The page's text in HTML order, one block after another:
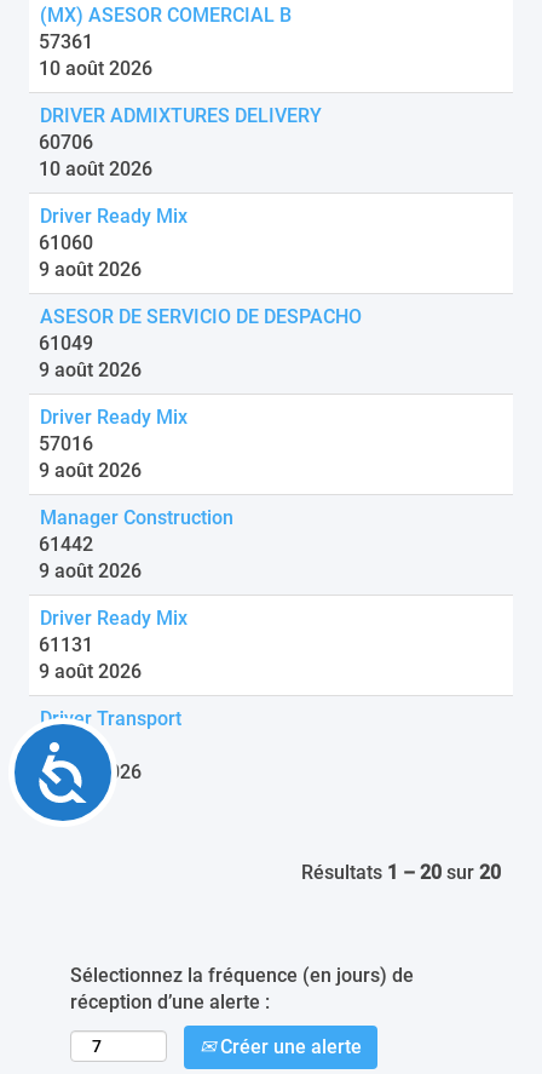
Accessibility
(MX) ASESOR COMERCIAL B
57361
10 août 2026
DRIVER ADMIXTURES DELIVERY
60706
10 août 2026
Driver Ready Mix
61060
9 août 2026
ASESOR DE SERVICIO DE DESPACHO
61049
9 août 2026
Driver Ready Mix
57016
9 août 2026
Manager Construction
61442
9 août 2026
Driver Ready Mix
61131
9 août 2026
Driver Transport
57917
9 août 2026
Résultats 1 – 20 sur 20
Sélectionnez la fréquence (en jours) de
réception d’une alerte :
Créer une alerte